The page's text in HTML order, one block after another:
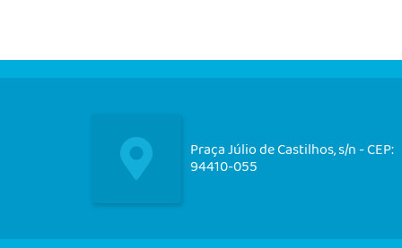
Praça Júlio de Castilhos, s/n - CEP:
94410-055